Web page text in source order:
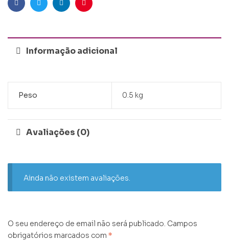
FacebookTwitterLinkedinPinterest
Informação adicional
Peso 0.5 kg
Avaliações (0)
Ainda não existem avaliações.
O seu endereço de email não será publicado. Campos
obrigatórios marcados com *